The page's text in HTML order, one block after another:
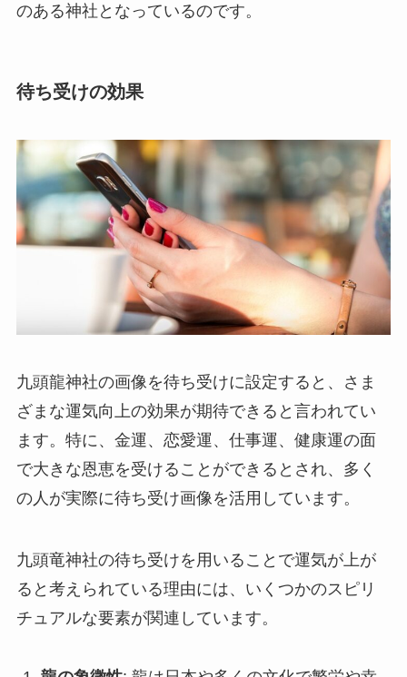
のある神社となっているのです。
待ち受けの効果
九頭龍神社の画像を待ち受けに設定すると、さま
ざまな運気向上の効果が期待できると言われてい
ます。特に、金運、恋愛運、仕事運、健康運の面
で大きな恩恵を受けることができるとされ、多く
の人が実際に待ち受け画像を活用しています。
九頭竜神社の待ち受けを用いることで運気が上が
ると考えられている理由には、いくつかのスピリ
チュアルな要素が関連しています。